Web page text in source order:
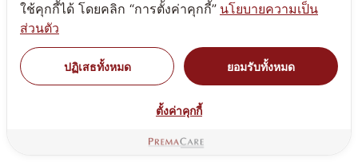
สูตรรับผลิตผลิตภัณฑ์ดูแลเส้นผม และริมฝีปาก
สูตรรับผลิตน้ำหอม(Perfume)
สูตรรับผลิตสบู่เหลว ทำความสะอาดผิวกาย body soap
ใช้คุกกี้ได้ โดยคลิก “การตั้งค่าคุกกี้” นโยบายความเป็น
ส่วนตัว
ปฏิเสธทั้งหมด ยอมรับทั้งหมด
ตั้งค่าคุกกี้